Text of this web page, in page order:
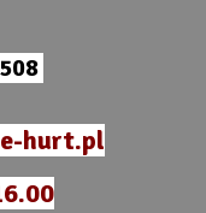
hurt.pl